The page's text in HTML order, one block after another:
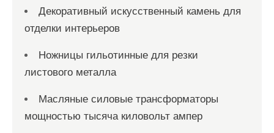
Декоративный искусственный камень для
отделки интерьеров
Ножницы гильотинные для резки
листового металла
Масляные силовые трансформаторы
мощностью тысяча киловольт ампер